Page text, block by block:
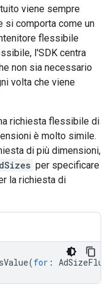
viene sempre
si comporta come un
flessibile
l'SDK centra
non sia necessario
volta che viene
richiesta flessibile di
è molto simile.
di più dimensioni,
per specificare
la richiesta di
(for :